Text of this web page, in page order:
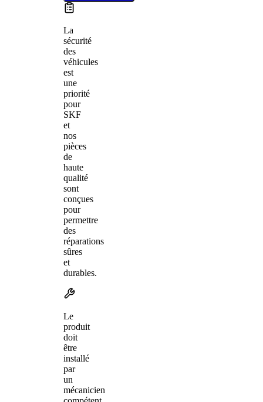
La
sécurité
des
véhicules
est
une
priorité
pour
SKF
et
nos
pièces
de
haute
qualité
sont
conçues
pour
permettre
des
réparations
sûres
et
durables.
Le
produit
doit
être
installé
par
un
mécanicien